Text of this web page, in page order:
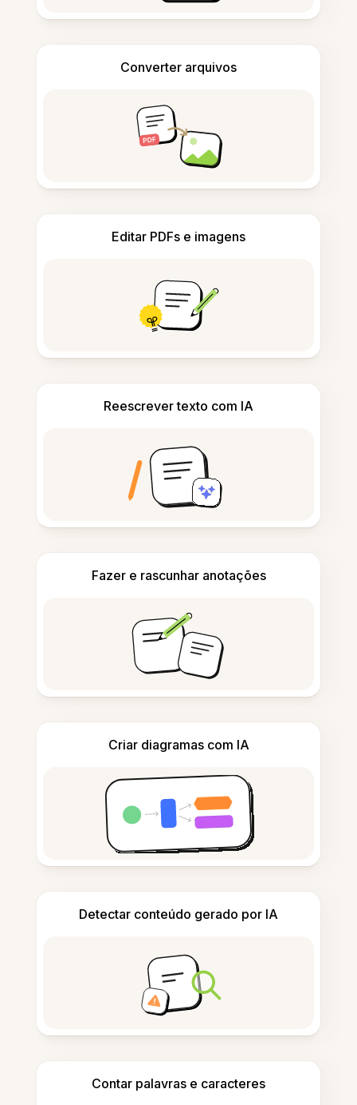
Converter arquivos
Editar PDFs e imagens
Reescrever texto com IA
Fazer e rascunhar anotações
Criar diagramas com IA
Detectar conteúdo gerado por IA
Contar palavras e caracteres